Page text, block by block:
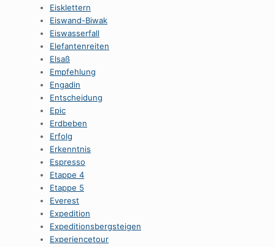
Eisklettern
Eiswand-Biwak
Eiswasserfall
Elefantenreiten
Elsaß
Empfehlung
Engadin
Entscheidung
Epic
Erdbeben
Erfolg
Erkenntnis
Espresso
Etappe 4
Etappe 5
Everest
Expedition
Expeditionsbergsteigen
Experiencetour